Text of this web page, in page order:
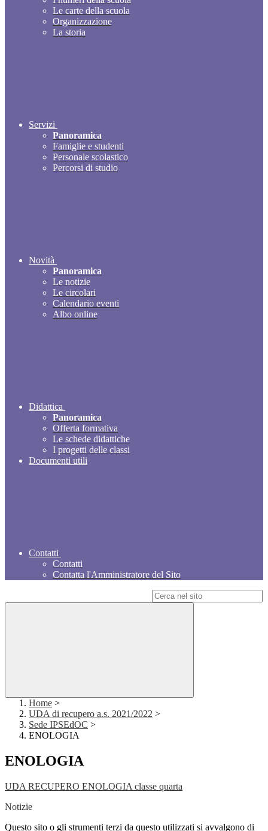
Le carte della scuola
Organizzazione
La storia
Servizi
Panoramica
Famiglie e studenti
Personale scolastico
Percorsi di studio
Novità
Panoramica
Le notizie
Le circolari
Calendario eventi
Albo online
Didattica
Panoramica
Offerta formativa
Le schede didattiche
I progetti delle classi
Documenti utili
Contatti
Contatti
Contatta l'Amministratore del Sito
Home >
UDA di recupero a.s. 2021/2022 >
Sede IPSEdOC >
ENOLOGIA
ENOLOGIA
UDA RECUPERO ENOLOGIA classe quarta
Notizie
Questo sito o gli strumenti terzi da questo utilizzati si avvalgono di